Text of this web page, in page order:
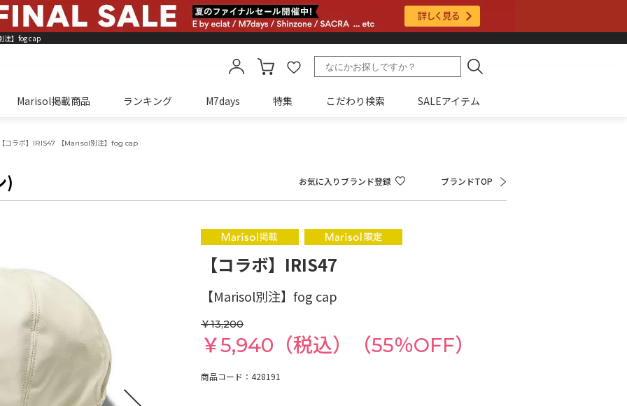
注】fog cap
Marisol掲載商品 ランキング M7days 特集 こだわり検索 SALEアイテム
コラボ】IRIS47 【Marisol別注】fog cap
) お気に入りブランド登録 ブランドTOP
next
【コラボ】IRIS47
【Marisol別注】fog cap
￥13,200
￥5,940（税込）（55％OFF）
商品コード：428191